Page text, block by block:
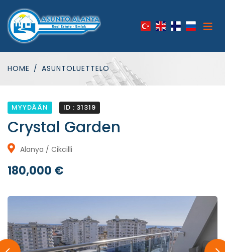
HOME ASUNTOLUETTELO
MYYDÄÄN ID : 31319
Crystal Garden
Alanya / Cikcilli
180,000 €